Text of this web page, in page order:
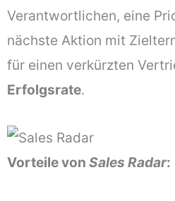
Verantwortlichen, eine
nächste Aktion mit
für einen verkürzten
Erfolgsrate.
Vorteile von Sales Radar: